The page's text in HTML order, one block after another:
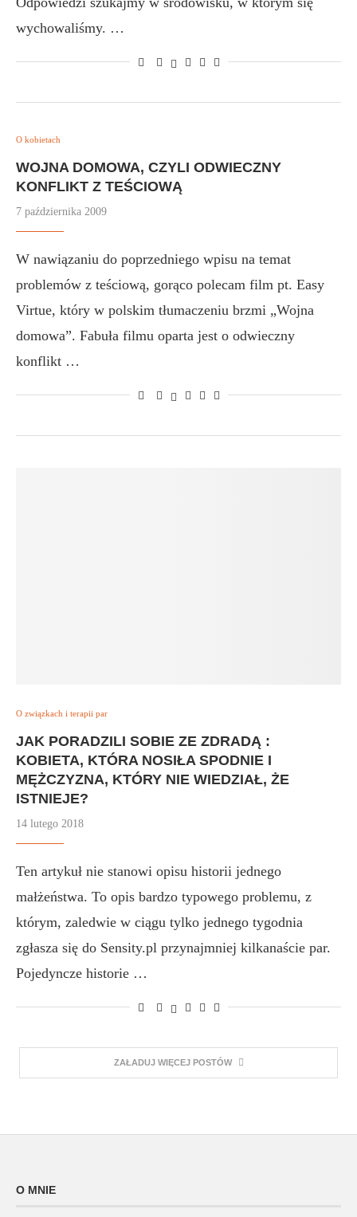
wychowaliśmy. …
O kobietach
WOJNA DOMOWA, CZYLI ODWIECZNY
KONFLIKT Z TEŚCIOWĄ
7 października 2009
W nawiązaniu do poprzedniego wpisu na temat
problemów z teściową, gorąco polecam film pt. Easy
Virtue, który w polskim tłumaczeniu brzmi „Wojna
domowa”. Fabuła filmu oparta jest o odwieczny
konflikt …
O związkach i terapii par
JAK PORADZILI SOBIE ZE ZDRADĄ :
KOBIETA, KTÓRA NOSIŁA SPODNIE I
MĘŻCZYZNA, KTÓRY NIE WIEDZIAŁ, ŻE
ISTNIEJE?
14 lutego 2018
Ten artykuł nie stanowi opisu historii jednego
małżeństwa. To opis bardzo typowego problemu, z
którym, zaledwie w ciągu tylko jednego tygodnia
zgłasza się do Sensity.pl przynajmniej kilkanaście par.
Pojedyncze historie …
ZAŁADUJ WIĘCEJ POSTÓW
O MNIE